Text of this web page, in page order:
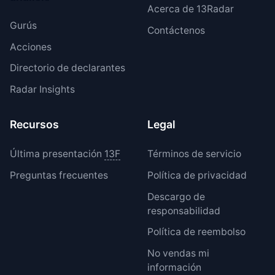
Gurús
Acciones
Directorio de declarantes
Radar Insights
Acerca de 13Radar
Contáctenos
Recursos
Última presentación 13F
Preguntas frecuentes
Legal
Términos de servicio
Política de privacidad
Descargo de
responsabilidad
Política de reembolso
No vendas mi
información